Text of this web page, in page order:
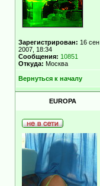
Зарегистрирован: 16 сен
2007, 18:34
Сообщения: 10851
Откуда: Москва
Вернуться к началу
EUROPA